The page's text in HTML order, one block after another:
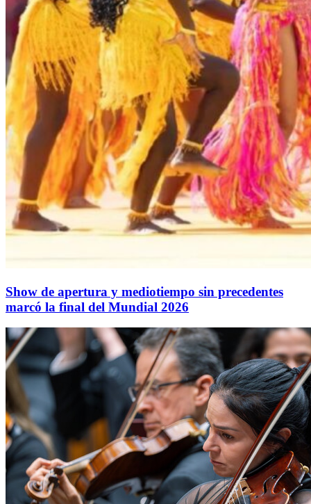
Show de apertura y mediotiempo sin precedentes
marcó la final del Mundial 2026